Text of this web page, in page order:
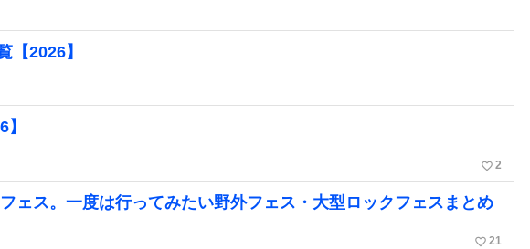
【2026】
favorite_border 2
ェス。一度は行ってみたい野外フェス・大型ロックフェスまとめ
favorite_border 21